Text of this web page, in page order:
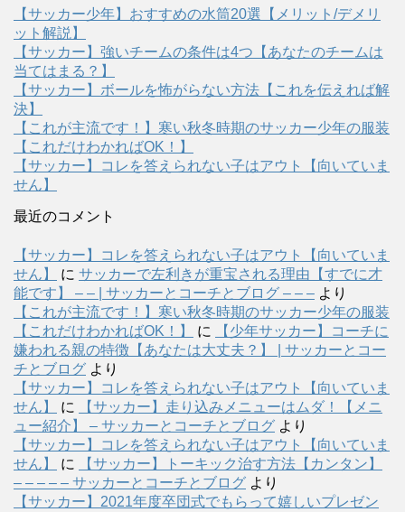
【サッカー少年】おすすめの水筒20選【メリット/デメリ
ット解説】
【サッカー】強いチームの条件は4つ【あなたのチームは
当てはまる？】
【サッカー】ボールを怖がらない方法【これを伝えれば解
決】
【これが主流です！】寒い秋冬時期のサッカー少年の服装
【これだけわかればOK！】
【サッカー】コレを答えられない子はアウト【向いていま
せん】
最近のコメント
【サッカー】コレを答えられない子はアウト【向いていま
せん】
に サッカーで左利きが重宝される理由【すでに才
能です】 – – | サッカーとコーチとブログ – – – より
【これが主流です！】寒い秋冬時期のサッカー少年の服装
【これだけわかればOK！】
に
【少年サッカー】コーチに
嫌われる親の特徴【あなたは大丈夫？】 | サッカーとコー
チとブログ より
【サッカー】コレを答えられない子はアウト【向いていま
せん】
に
【サッカー】走り込みメニューはムダ！【メニ
ュー紹介】 – サッカーとコーチとブログ より
【サッカー】コレを答えられない子はアウト【向いていま
せん】
に
【サッカー】トーキック治す方法【カンタン】
– – – – – サッカーとコーチとブログ より
【サッカー】2021年度卒団式でもらって嬉しいプレゼン